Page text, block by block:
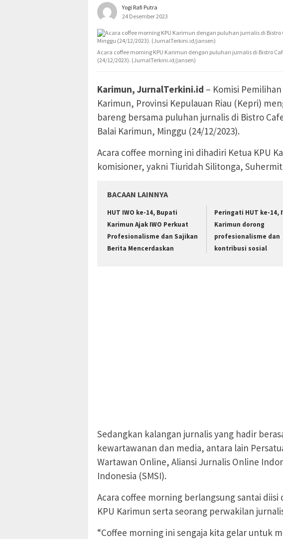
Yogi Rafi Putra
24 Desember 2023
Acara coffee morning KPU Karimun dengan puluhan jurnalis di Bistro
(24/12/2023). (JurnalTerkini.id/jansen)
Karimun, JurnalTerkini.id – Komisi
Karimun, Provinsi Kepulauan Riau (Kepri)
bareng bersama puluhan jurnalis di Bistro
Balai Karimun, Minggu (24/12/2023).
Acara coffee morning ini dihadiri Ketua KPU
komisioner, yakni Tiuridah Silitonga,
BACAAN LAINNYA
HUT IWO ke-14, Bupati
Karimun Ajak IWO Perkuat
Profesionalisme dan Sajikan
Berita Mencerdaskan
Peringati HUT ke-14,
Karimun dorong
profesionalisme dan
kontribusi sosial
Sedangkan kalangan jurnalis yang hadir
kewartawanan dan media, antara lain
Wartawan Online, Aliansi Jurnalis Online
Indonesia (SMSI).
Acara coffee morning berlangsung santai
KPU Karimun serta seorang perwakilan
“Coffee morning ini sengaja kita gelar untuk